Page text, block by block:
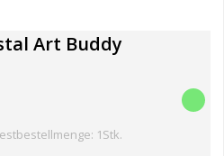
Art Buddy
1Stk.